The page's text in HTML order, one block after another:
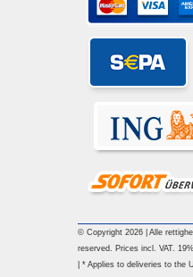
© Copyright 2026 | Alle
reserved. Prices incl. VAT.
| * Applies to deliveries to the